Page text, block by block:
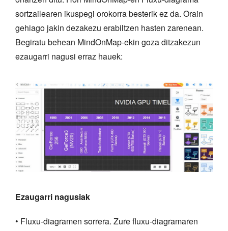
sortzailearen ikuspegi orokorra besterik ez da. Orain
gehiago jakin dezakezu erabiltzen hasten zarenean.
Begiratu behean MindOnMap-ekin goza ditzakezun
ezaugarri nagusi erraz hauek:
Ezaugarri nagusiak
• Fluxu-diagramen sorrera. Zure fluxu-diagramaren